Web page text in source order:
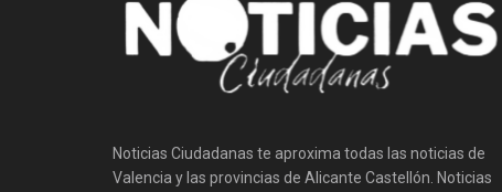
Noticias Ciudadanas te aproxima todas las noticias de
Valencia y las provincias de Alicante Castellón. Noticias